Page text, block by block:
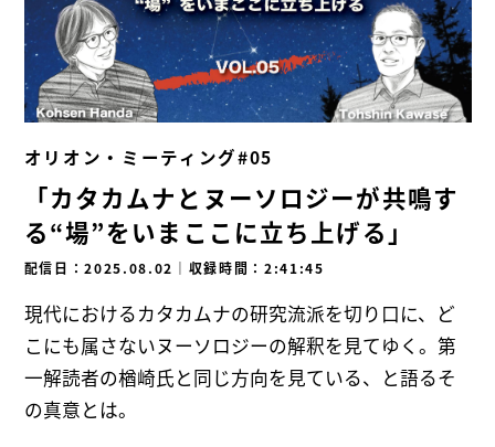
オリオン・ミーティング#05
「カタカムナとヌーソロジーが共鳴す
る“場”をいまここに立ち上げる」
配信日：2025.08.02 ｜ 収録時間：2:41:45
現代におけるカタカムナの研究流派を切り口に、ど
こにも属さないヌーソロジーの解釈を見てゆく。第
一解読者の楢崎氏と同じ方向を見ている、と語るそ
の真意とは。